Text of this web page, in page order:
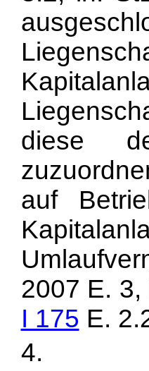
diese
auf
2007 E.
I 175 E.
4.